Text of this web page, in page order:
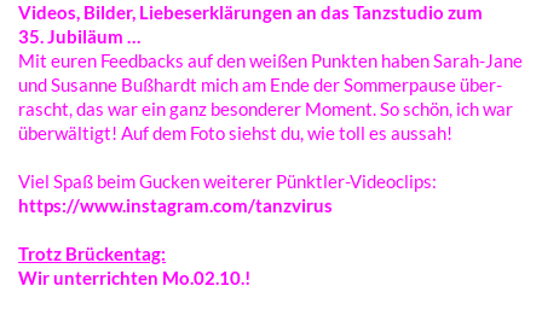
Vide­os, Bilder, Liebes­er­klä­run­gen an das Tanz­stu­dio zum
35. Jubiläum …
Mit euren Feed­backs auf den weißen Punk­ten haben Sarah-Jane
und Susan­ne Bußhardt mich am Ende der Sommer­pau­se über­
rascht, das war ein ganz beson­de­rer Moment. So schön, ich war
über­wäl­tigt! Auf dem Foto siehst du, wie toll es aussah!
Viel Spaß beim Gucken weite­rer Pünktler-Videoclips:
https://www.instagram.com/tanzvirus
Trotz Brücken­tag:
Wir unter­rich­ten Mo.02.10.!